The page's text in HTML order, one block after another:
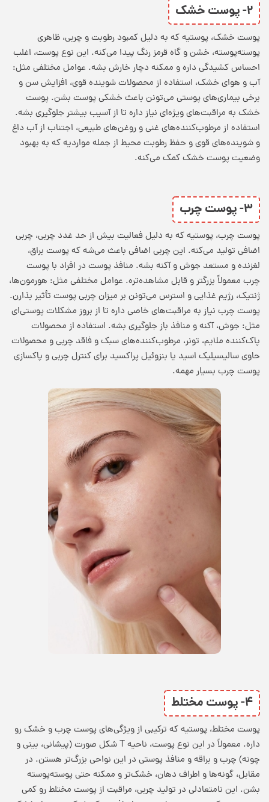
۲- پوست خشک
پوست خشک، پوستیه که به دلیل کمبود رطوبت و چربی، ظاهری
پوسته‌پوسته، خشن و گاه قرمز رنگ پیدا می‌کنه. این نوع پوست، اغلب
احساس کشیدگی داره و ممکنه دچار خارش بشه. عوامل مختلفی مثل:
آب و هوای خشک، استفاده از محصولات شوینده قوی، افزایش سن و
برخی بیماری‌های پوستی می‌تونن باعث خشکی پوست بشن. پوست
خشک به مراقبت‌های ویژه‌ای نیاز داره تا از آسیب بیشتر جلوگیری بشه.
استفاده از مرطوب‌کننده‌های غنی و روغن‌های طبیعی، اجتناب از آب داغ
و شوینده‌های قوی و حفظ رطوبت محیط از جمله مواردیه که به بهبود
وضعیت پوست خشک کمک می‌کنه.
۳- پوست چرب
پوست چرب، پوستیه که به دلیل فعالیت بیش از حد غدد چربی، چربی
اضافی تولید می‌کنه. این چربی اضافی باعث می‌شه که پوست براق،
لغزنده و مستعد جوش و آکنه بشه. منافذ پوست در افراد با پوست
چرب معمولاً بزرگتر و قابل مشاهده‌تره. عوامل مختلفی مثل: هورمون‌ها،
ژنتیک، رژیم غذایی و استرس می‌تونن بر میزان چربی پوست تأثیر بذارن.
پوست چرب نیاز به مراقبت‌های خاصی داره تا از بروز مشکلات پوستی‌ای
مثل: جوش، آکنه و منافذ باز جلوگیری بشه. استفاده از محصولات
پاک‌کننده ملایم، تونر، مرطوب‌کننده‌های سبک و فاقد چربی و محصولات
حاوی سالیسیلیک اسید یا بنزوئیل پراکسید برای کنترل چربی و پاکسازی
پوست چرب بسیار مهمه.
۴- پوست مختلط
پوست مختلط، پوستیه که ترکیبی از ویژگی‌های پوست چرب و خشک رو
داره. معمولاً در این نوع پوست، ناحیه T شکل صورت (پیشانی، بینی و
چونه) چرب و براقه و منافذ پوستی در این نواحی بزرگ‌تر هستن. در
مقابل، گونه‌ها و اطراف دهان، خشک‌تر و ممکنه حتی پوسته‌پوسته
بشن. این نامتعادلی در تولید چربی، مراقبت از پوست مختلط رو کمی